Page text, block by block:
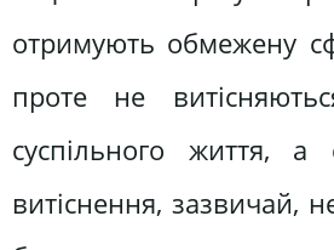
отримують обмежену
проте не
суспільного життя, а
витіснення, зазвичай,